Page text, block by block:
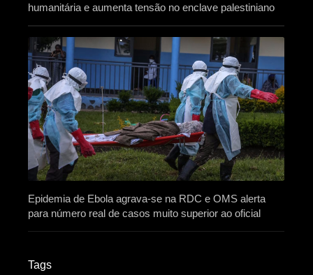
humanitária e aumenta tensão no enclave palestiniano
Epidemia de Ebola agrava-se na RDC e OMS alerta
para número real de casos muito superior ao oficial
Tags